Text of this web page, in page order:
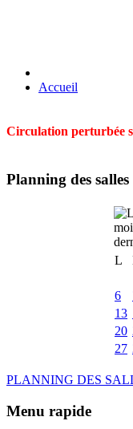
Accueil
Circulation perturbée
Planning des salles
L
6
13
20
27
PLANNING DES
Menu rapide